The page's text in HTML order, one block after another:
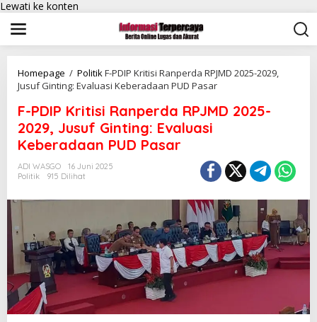
Lewati ke konten
Homepage / PolitikF-PDIP Kritisi Ranperda RPJMD 2025-2029,
Jusuf Ginting: Evaluasi Keberadaan PUD Pasar
F-PDIP Kritisi Ranperda RPJMD 2025-
2029, Jusuf Ginting: Evaluasi
Keberadaan PUD Pasar
ADI WASGO
16 Juni 2025
Politik
915 Dilihat